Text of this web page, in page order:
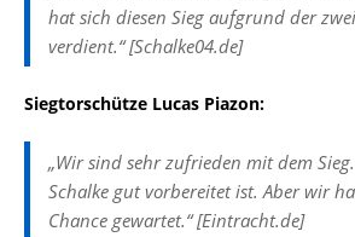
hat sich diesen Sieg aufgrund der
verdient.“ [Schalke04.de]
Siegtorschütze Lucas Piazon:
„Wir sind sehr zufrieden mit dem
Schalke gut vorbereitet ist. Aber wir
Chance gewartet.“ [Eintracht.de]